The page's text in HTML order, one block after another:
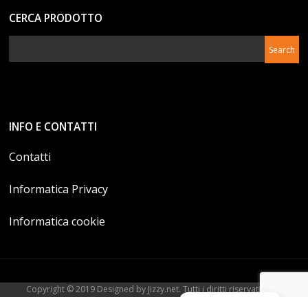
CERCA PRODOTTO
INFO E CONTATTI
Contatti
Informatica Privacy
Informatica cookie
Copyright © 2019 Designed by Jizzy.net. Tutti i diritti riservati. P.Iva